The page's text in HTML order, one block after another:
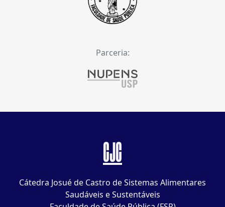
Parceria:
CJC
Cátedra Josué de Castro de Sistemas Alimentares
Saudáveis e Sustentáveis